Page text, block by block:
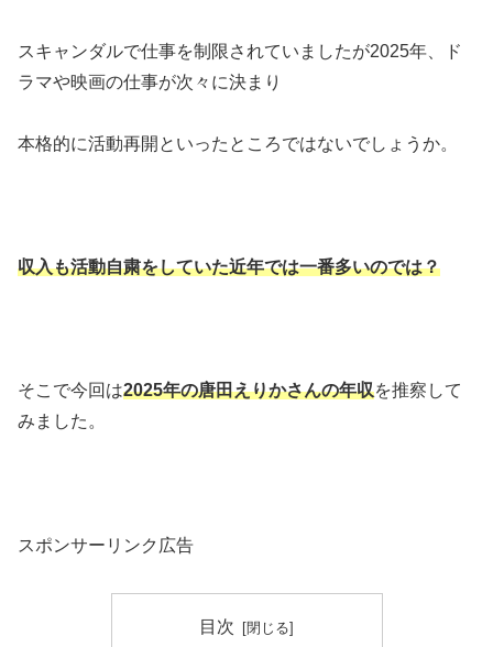
スキャンダルで仕事を制限されていましたが2025年、ド
ラマや映画の仕事が次々に決まり
本格的に活動再開といったところではないでしょうか。
収入も活動自粛をしていた近年では一番多いのでは？
そこで今回は2025年の唐田えりかさんの年収を推察して
みました。
スポンサーリンク広告
目次